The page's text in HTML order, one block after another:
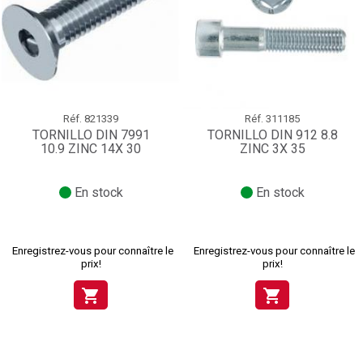
Réf. 821339
TORNILLO DIN 7991
10.9 ZINC 14X 30
En stock
Enregistrez-vous pour connaître le
prix!
shopping_cart
Réf. 311185
TORNILLO DIN 912 8.8
ZINC 3X 35
En stock
Enregistrez-vous pour connaître le
prix!
shopping_cart